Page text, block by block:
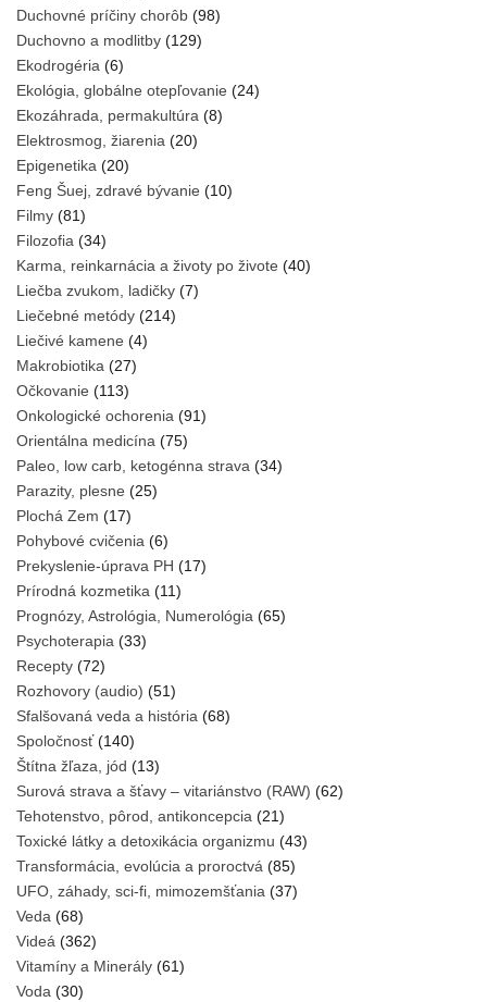
Duchovné príčiny chorôb (98)
Duchovno a modlitby (129)
Ekodrogéria (6)
Ekológia, globálne otepľovanie (24)
Ekozáhrada, permakultúra (8)
Elektrosmog, žiarenia (20)
Epigenetika (20)
Feng Šuej, zdravé bývanie (10)
Filmy (81)
Filozofia (34)
Karma, reinkarnácia a životy po živote (40)
Liečba zvukom, ladičky (7)
Liečebné metódy (214)
Liečivé kamene (4)
Makrobiotika (27)
Očkovanie (113)
Onkologické ochorenia (91)
Orientálna medicína (75)
Paleo, low carb, ketogénna strava (34)
Parazity, plesne (25)
Plochá Zem (17)
Pohybové cvičenia (6)
Prekyslenie-úprava PH (17)
Prírodná kozmetika (11)
Prognózy, Astrológia, Numerológia (65)
Psychoterapia (33)
Recepty (72)
Rozhovory (audio) (51)
Sfalšovaná veda a história (68)
Spoločnosť(140)
Štítna žľaza, jód (13)
Surová strava a šťavy – vitariánstvo (RAW) (62)
Tehotenstvo, pôrod, antikoncepcia (21)
Toxické látky a detoxikácia organizmu (43)
Transformácia, evolúcia a proroctvá (85)
UFO, záhady, sci-fi, mimozemšťania (37)
Veda (68)
Videá (362)
Vitamíny a Minerály (61)
Voda (30)